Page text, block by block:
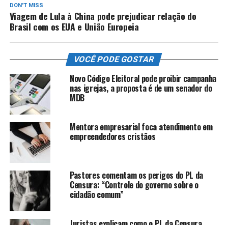
DON'T MISS
Viagem de Lula à China pode prejudicar relação do
Brasil com os EUA e União Europeia
VOCÊ PODE GOSTAR
Novo Código Eleitoral pode proibir campanha
nas igrejas, a proposta é de um senador do
MDB
Mentora empresarial foca atendimento em
empreendedores cristãos
Pastores comentam os perigos do PL da
Censura: “Controle do governo sobre o
cidadão comum”